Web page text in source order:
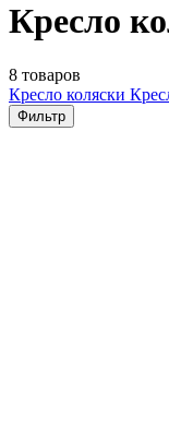
Кресло
8 товаров
Кресло коляски
Фильтр